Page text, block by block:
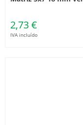
2,73 €
IVA incluído